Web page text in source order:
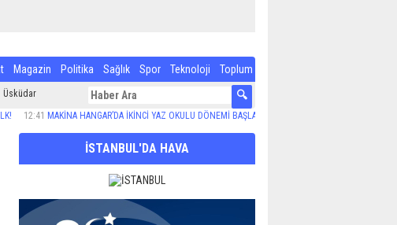
Magazin Politika Sağlık Spor Teknoloji Toplum
Üsküdar
MAKİNA HANGAR’DA İKİNCİ YAZ OKULU DÖNEMİ BAŞLADI 13:16
İSTANBUL'DA HAVA